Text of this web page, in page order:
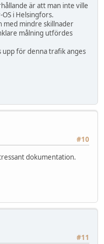
är att man inte ville
i Helsingfors.
med mindre skillnader
målning utfördes
upp för denna trafik anges
#10
dokumentation.
#11